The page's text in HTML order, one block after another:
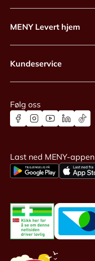
MENY Levert hjem
Kundeservice
Følg oss
Last ned MENY-appen